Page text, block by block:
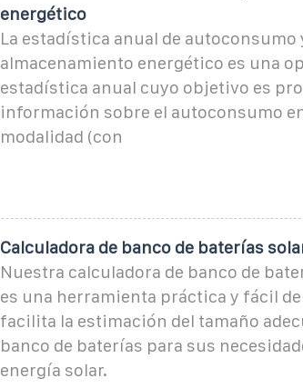
energético
La estadística anual de autoconsumo
almacenamiento energético es una
estadística anual cuyo objetivo es
información sobre el autoconsumo
modalidad (con
Calculadora de banco de baterías
Nuestra calculadora de banco de
es una herramienta práctica y fácil
facilita la estimación del tamaño
banco de baterías para sus
energía solar.